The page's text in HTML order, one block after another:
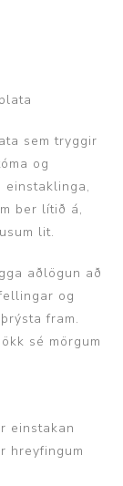
sem tryggir
og
einstaklinga,
ber lítið á,
lit.
aðlögun að
og
fram.
sé mörgum
einstakan
hreyfingum